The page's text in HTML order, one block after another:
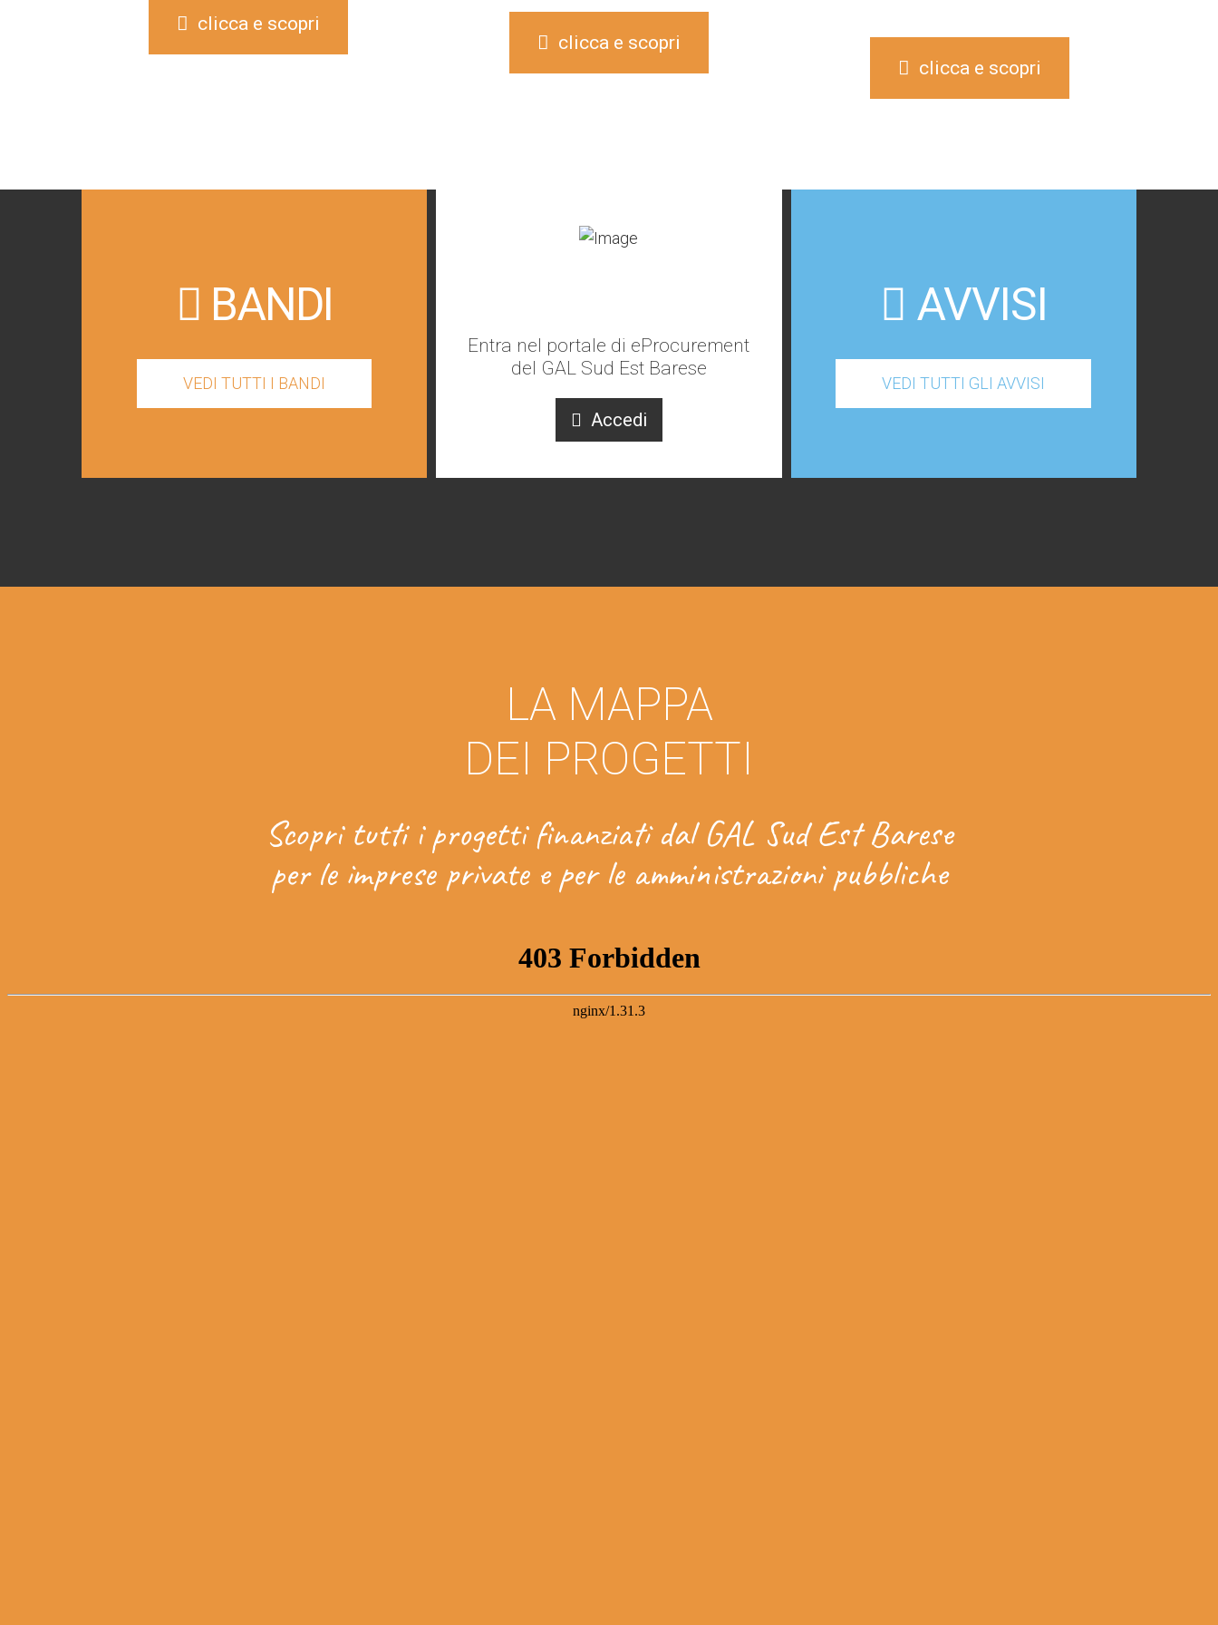
clicca e scopri
clicca e scopri
clicca e scopri
BANDI
VEDI TUTTI I BANDI
Entra nel portale di eProcurement
del GAL Sud Est Barese
Accedi
AVVISI
VEDI TUTTI GLI AVVISI
LA MAPPA
DEI PROGETTI
Scopri tutti i progetti finanziati dal GAL Sud Est Barese
per le imprese private e per le amministrazioni pubbliche